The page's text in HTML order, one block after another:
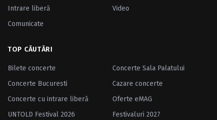
Intrare liberă
Video
Comunicate
TOP CĂUTĂRI
Bilete concerte
Concerte Sala Palatului
Concerte Bucuresti
Cazare concerte
Concerte cu intrare liberă
Oferte eMAG
UNTOLD Festival 2026
Festivaluri 2027